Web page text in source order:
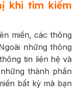
khi tìm kiếm
miền, các thông
những thông
tin liên hệ và
thành phần
bất kỳ mà bạn